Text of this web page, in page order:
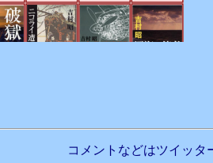
コメントなどはツイッタ